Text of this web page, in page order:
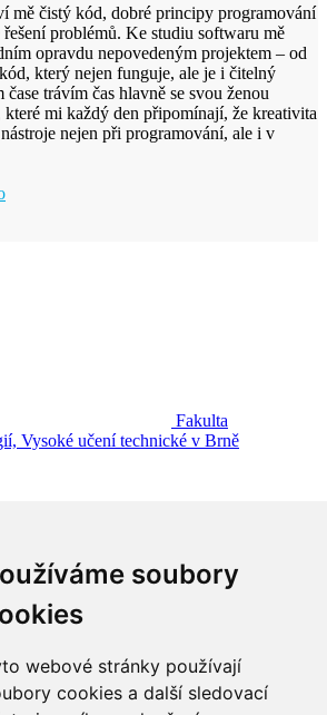
soubory
webové stránky používají
cookies a další sledovací
mě čistý kód, dobré principy programování
problémů. Ke studiu softwaru mě
opravdu nepovedeným projektem – od
který nejen funguje, ale je i čitelný
trávím čas hlavně se svou ženou
mi každý den připomínají, že kreativita
nejen při programování, ale i v
Fakulta
Vysoké učení technické v Brně